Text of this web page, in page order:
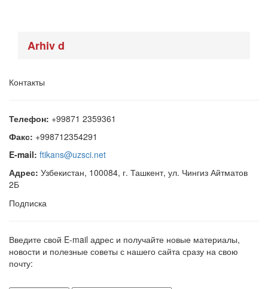
Arhiv d
Контакты
Телефон: +99871 2359361
Факс: +998712354291
E-mail: ftikans@uzsci.net
Адрес: Узбекистан, 100084, г. Ташкент, ул. Чингиз Айтматов
2Б
Подписка
Введите свой E-mail адрес и получайте новые материалы,
новости и полезные советы с нашего сайта сразу на свою
почту: